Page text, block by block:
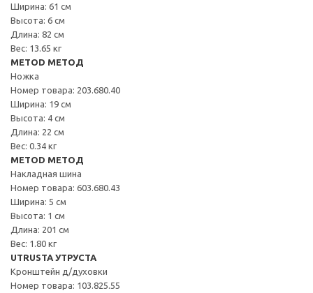
Ширина: 61 см
Высота: 6 см
Длина: 82 см
Вес: 13.65 кг
METOD МЕТОД
Ножка
Номер товара: 203.680.40
Ширина: 19 см
Высота: 4 см
Длина: 22 см
Вес: 0.34 кг
METOD МЕТОД
Накладная шина
Номер товара: 603.680.43
Ширина: 5 см
Высота: 1 см
Длина: 201 см
Вес: 1.80 кг
UTRUSTA УТРУСТА
Кронштейн д/духовки
Номер товара: 103.825.55